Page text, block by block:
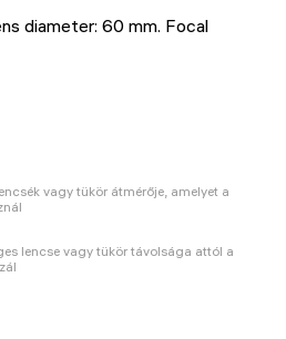
diameter: 60 mm. Focal
vagy tükör átmérője, amelyet a
lencse vagy tükör távolsága attól a